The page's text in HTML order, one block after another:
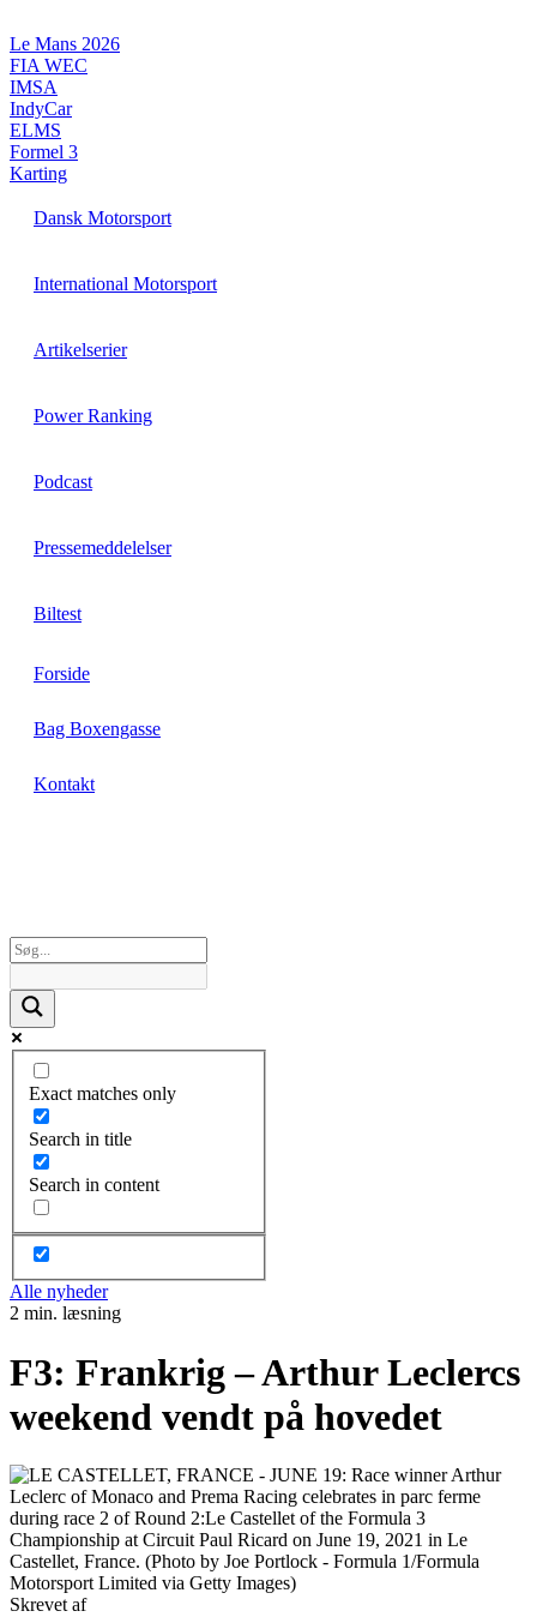
til
indhold
Le Mans 2026
FIA WEC
IMSA
IndyCar
ELMS
Formel 3
Karting
Dansk Motorsport
International Motorsport
Artikelserier
Power Ranking
Podcast
Pressemeddelelser
Biltest
Forside
Bag Boxengasse
Kontakt
Exact matches only
Search in title
Search in content
Alle nyheder
2 min. læsning
F3: Frankrig – Arthur Leclercs
weekend vendt på hovedet
Skrevet af